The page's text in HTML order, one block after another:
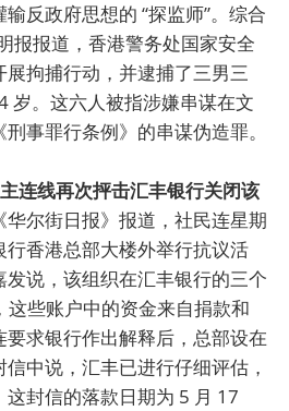
反政府思想的 “探监师”。综合
报报道，香港警务处国家安全
拘捕行动，并逮捕了三男三
岁。这六人被指涉嫌串谋在文
事罪行条例》的串谋伪造罪。
连线再次抨击汇丰银行关闭该
华尔街日报》报道，社民连星期
香港总部大楼外举行抗议活
说，该组织在汇丰银行的三个
这些账户中的资金来自捐款和
求银行作出解释后，总部设在
中说，汇丰已进行仔细评估，
封信的落款日期为 5 月 17